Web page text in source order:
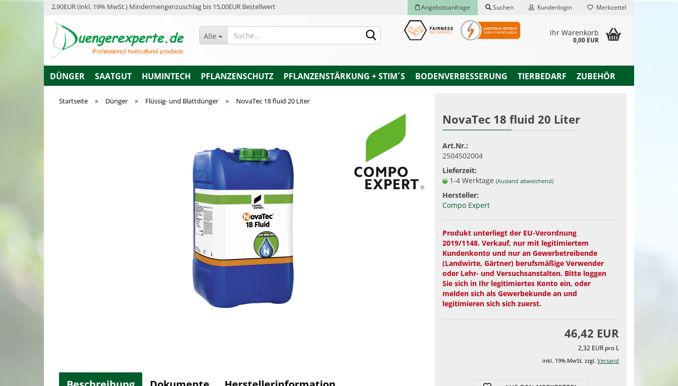
2,90EUR (inkl. 19% MwSt.) Mindermengenzuschlag bis 15,00EUR Bestellwert Angebotsanfrage Suchen Kundenlogin
Passwort vergessen?
Merkzettel
Alle Ihr Warenkorb
0,00 EUR
DÜNGER SAATGUT HUMINTECH PFLANZENSCHUTZ PFLANZENSTÄRKUNG + STIM´S BODENVERBESSERUNG TIERBEDARF ZUBEHÖR
Startseite » Dünger » Flüssig- und Blattdünger » NovaTec 18 fluid 20 Liter
NovaTec 18 fluid 20 Liter
Art.Nr.:
2504502004
Lieferzeit:
1-4 Werktage (Ausland abweichend)
Hersteller:
Compo Expert
Produkt unterliegt der EU-Verordnung
2019/1148. Verkauf, nur mit legitimiertem
Kundenkonto und nur an Gewerbetreibende
(Landwirte, Gärtner) berufsmäßige Verwender
oder Lehr- und Versuchsanstalten. Bitte loggen
Sie sich in Ihr legitimiertes Konto ein, oder
melden sich als Gewerbekunde an und
legitimieren sich sich zuerst.
46,42 EUR
2,32 EUR pro L
inkl. 19% MwSt. zzgl. Versand